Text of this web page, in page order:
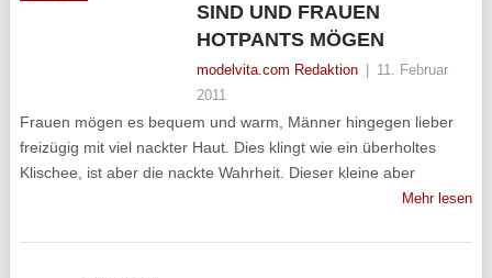
SIND UND FRAUEN
HOTPANTS MÖGEN
modelvita.com Redaktion
11. Februar
2011
Frauen mögen es bequem und warm, Männer hingegen lieber
freizügig mit viel nackter Haut. Dies klingt wie ein überholtes
Klischee, ist aber die nackte Wahrheit. Dieser kleine aber
Mehr lesen